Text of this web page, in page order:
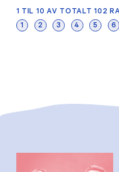
1 TIL 10 AV TOTALT 102
1
2 3 4 5 6